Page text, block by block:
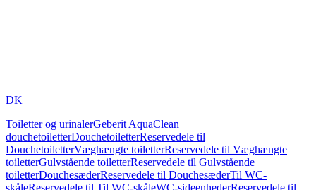
DK
Toiletter og urinalerGeberit AquaClean
douchetoiletterDouchetoiletterReservedele til
DouchetoiletterVæghængte toiletterReservedele til Væghængte
toiletterGulvstående toiletterReservedele til Gulvstående
toiletterDouchesæderReservedele til DouchesæderTil WC-
skåleReservedele til Til WC-skåleWC-sideenhederReservedele til